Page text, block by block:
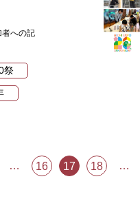
への記
祭
… 16 17 18 …